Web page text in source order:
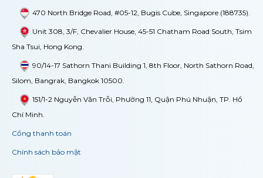
470 North Bridge Road, #05-12, Bugis Cube, Singapore (188735).
Unit 308, 3/F, Chevalier House, 45-51 Chatham Road South, Tsim
Sha Tsui, Hong Kong.
90/14-17 Sathorn Thani Building 1, 8th Floor, North Sathorn Road,
Silom, Bangrak, Bangkok 10500.
151/1-2 Nguyễn Văn Trỗi, Phường 11, Quận Phú Nhuận, TP. Hồ
Chí Minh.
Cổng thanh toán
Chính sách bảo mật